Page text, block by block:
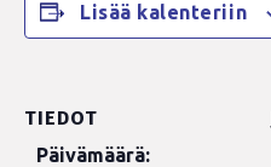
Lisää kalenteriin
TIEDOT
Päivämäärä: